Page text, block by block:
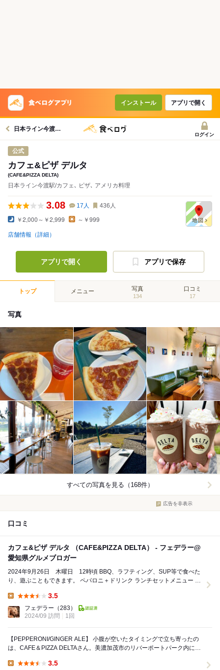
インストール アプリで開く
日本ライン今渡駅グルメへ
ログイン
公式
カフェ&ピザ デルタ
(CAFE&PIZZA DELTA)
日本ライン今渡駅/カフェ､ ピザ､ アメリカ料理
3.08 17 人 436 人
￥2,000～￥2,999 ～￥999
店舗情報（詳細）
アプリで開く アプリで保存
トップ メニュー 写真
134
口コミ
17
写真
すべての写真を見る（168件）
広告を非表示
口コミ
カフェ&ピザ デルタ （CAFE&PIZZA DELTA） - フェデラー@
愛知県グルメブロガー
2024年9月26日 木曜日 12時頃 BBQ、ラフティング、SUP等で食べた
り、遊ぶこともできます。 ペパロニ＋ドリンク ランチセットメニュー チ
3.5
フェデラー （283）
2024/09 訪問
1回
【PEPPERONI/GINGER ALE】 小腹が空いたタイミングで立ち寄ったの
は、CAFE＆PIZZA DELTAさん。美濃加茂市のリバーポートパーク内にあ
3.5